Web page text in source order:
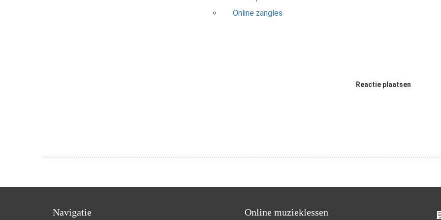
Online zangles
Reactie plaatsen
Navigatie Online muzieklessen